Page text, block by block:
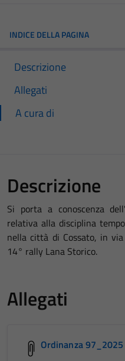
INDICE DELLA PAGINA
Descrizione
Allegati
A cura di
Descrizione
Si porta a conoscenza
relativa alla disciplina
nella città di Cossato, in
14° rally Lana Storico.
Allegati
Ordinanza 97_2025